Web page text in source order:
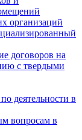
организаций
договоров на
с твердыми
деятельности в
вопросам в